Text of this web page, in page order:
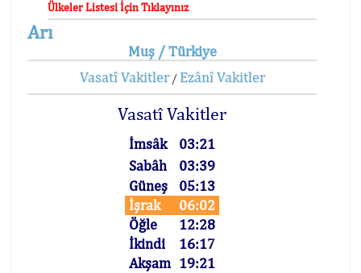
Ülkeler Listesi İçin Tıklayınız
Arı
Muş / Türkiye
Vasatî Vakitler/ Ezânî Vakitler
Vasatî Vakitler
İmsâk
03:21
Sabâh
03:39
Güneş
05:13
İşrak
06:02
Öğle
12:28
İkindi
16:17
Akşam 19:21